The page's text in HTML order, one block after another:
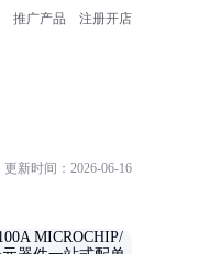
推广产品 注册开店
更新时间：2026-06-16